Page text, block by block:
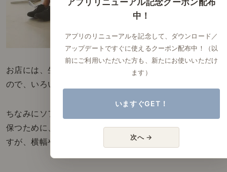
お店には、生地サンプルを全種類ご用意しています
ので、いろいろとスタッフに相談してみてください。
ちなみにソファーは、座り心地のクオリティを
保つために、奥行きは変えない様にお受けしていま
すが、横幅や高さなど、ご相談に応じています。
アプリリニューアル記念クーポン配布
中！
アプリのリニューアルを記念して、ダウンロード／
アップデートですぐに使えるクーポン配布中！（以
前にご利用いただいた方も、新たにお使いいただけ
ます）
いますぐGET！
次へ →